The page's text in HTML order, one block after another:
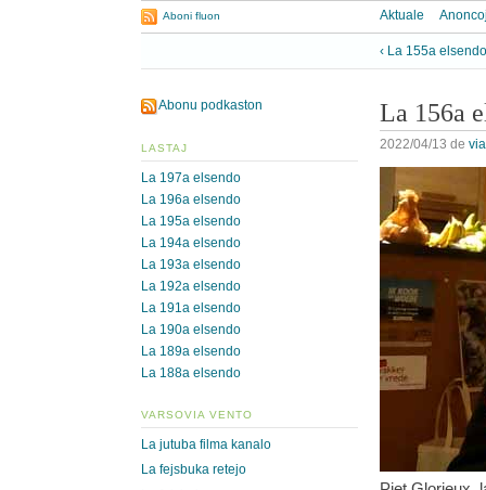
Aktuale
Aboni fluon
‹ La 155a elsendo
La 156a
2022/04/13 de
Abonu podkaston
LASTAJ
La 197a elsendo
La 196a elsendo
La 195a elsendo
La 194a elsendo
La 193a elsendo
La 192a elsendo
La 191a elsendo
La 190a elsendo
La 189a elsendo
La 188a elsendo
VARSOVIA VENTO
La jutuba filma kanalo
La fejsbuka retejo